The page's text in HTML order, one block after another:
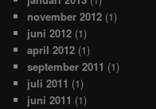
november 2012 (1)
juni 2012 (1)
april 2012 (1)
september 2011 (1)
juli 2011 (1)
juni 2011 (1)